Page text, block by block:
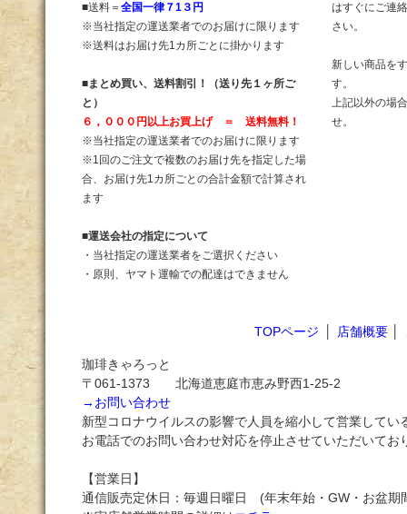
■送料＝ 全国一律７1３円
※当社指定の運送業者でのお届けに限ります
※送料はお届け先1カ所ごとに掛かります
■まとめ買い、送料割引！（送り先１ヶ所ご
と）
６，０００円以上お買上げ ＝ 送料無料！
※当社指定の運送業者でのお届けに限ります
※1回のご注文で複数のお届け先を指定した場
合、お届け先1カ所ごとの合計金額で計算され
ます
■運送会社の指定について
・当社指定の運送業者をご選択ください
・原則、ヤマト運輸での配達はできません
はすぐにご連
さい。
新しい商品を
す。
上記以外の場
せ。
TOPページ 店舗概要
珈琲きゃろっと
〒061-1373 北海道恵庭市恵み野西1-25-2
→お問い合わせ
新型コロナウイルスの影響で人員を縮小して営業してい
お電話でのお問い合わせ対応を停止させていただいてお
【営業日】
通信販売定休日：毎週日曜日 (年末年始・GW・お盆期